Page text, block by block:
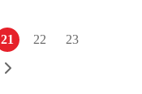
21 22 23